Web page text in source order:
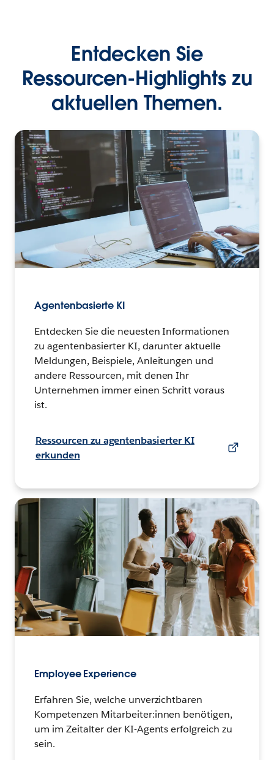
Entdecken Sie
Ressourcen-Highlights zu
aktuellen Themen.
Agentenbasierte KI
Entdecken Sie die neuesten Informationen
zu agentenbasierter KI, darunter aktuelle
Meldungen, Beispiele, Anleitungen und
andere Ressourcen, mit denen Ihr
Unternehmen immer einen Schritt voraus
ist.
Ressourcen zu agentenbasierter KI
erkunden
Employee Experience
Erfahren Sie, welche unverzichtbaren
Kompetenzen Mitarbeiter:innen benötigen,
um im Zeitalter der KI-Agents erfolgreich zu
sein.